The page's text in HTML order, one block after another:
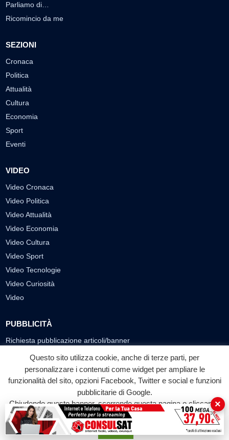
Parliamo di…
Ricomincio da me
SEZIONI
Cronaca
Politica
Attualità
Cultura
Economia
Sport
Eventi
VIDEO
Video Cronaca
Video Politica
Video Attualità
Video Economia
Video Cultura
Video Sport
Video Tecnologie
Video Curiosità
Video
PUBBLICITÀ
Richiesta pubblicazione articoli/banner
SEGUICI SUI SOCIAL
f
Facebook
◎ ▶
YouTube
© 2026 LABTV - Tutti i diritti riservati
Questo sito utilizza cookie, anche di terze parti, per
personalizzare i contenuti come widget per ampliare le
funzionalità del sito, opzioni Facebook, Twitter e social e funzioni
pubblicitarie di Google.
Chiudendo questo banner, scorrendo questa pagina o cliccando
su qualunque suo elemento acconsenti all'uso dei cookie.
Accetta
×